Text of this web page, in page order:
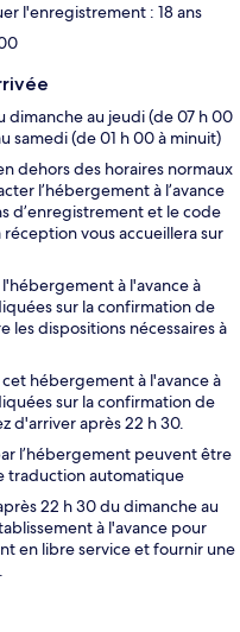
l'enregistrement : 18 ans
dimanche au jeudi (de 07 h 00
samedi (de 01 h 00 à minuit)
dehors des horaires normaux
l’hébergement à l’avance
d’enregistrement et le code
vous accueillera sur
à l'avance à
sur la confirmation de
les dispositions nécessaires à
hébergement à l'avance à
sur la confirmation de
d'arriver après 22 h 30.
l’hébergement peuvent être
traduction automatique
22 h 30 du dimanche au
à l'avance pour
en libre service et fournir une